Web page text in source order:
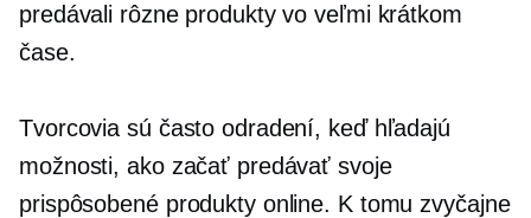
predávali rôzne produkty vo veľmi krátkom
čase.
Tvorcovia sú často odradení, keď hľadajú
možnosti, ako začať predávať svoje
prispôsobené produkty online. K tomu zvyčajne